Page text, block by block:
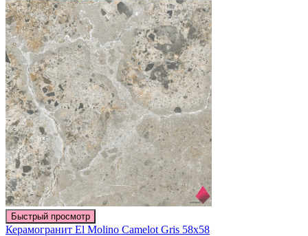
Быстрый просмотр
Керамогранит El Molino Camelot Gris 58х58